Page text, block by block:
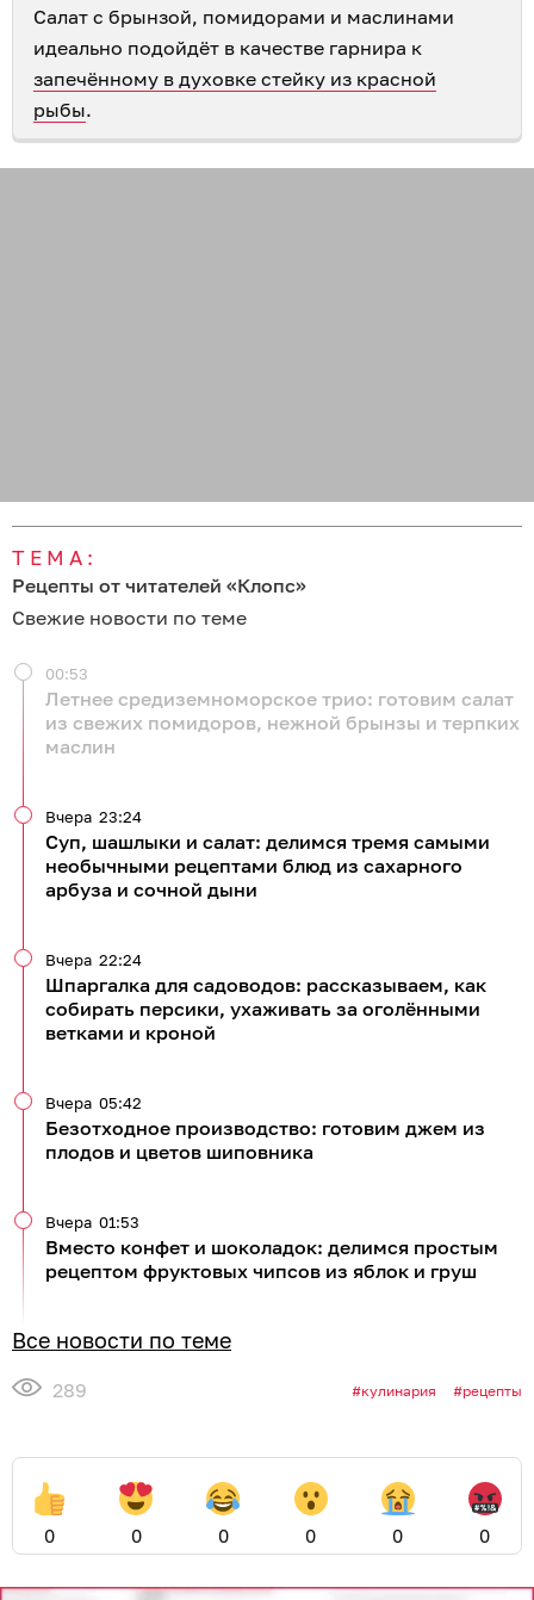
Салат с брынзой, помидорами и маслинами
идеально подойдёт в качестве гарнира к
запечённому в духовке стейку из красной
рыбы.
ТЕМА:
Рецепты от читателей «Клопс»
Свежие новости по теме
Летнее средиземноморское трио: готовим салат
из свежих помидоров, нежной брынзы и терпких
маслин
00:53
Суп, шашлыки и салат: делимся тремя самыми
необычными рецептами блюд из сахарного
арбуза и сочной дыни
Вчера 23:24
Шпаргалка для садоводов: рассказываем, как
собирать персики, ухаживать за оголёнными
ветками и кроной
Вчера 22:24
Безотходное производство: готовим джем из
плодов и цветов шиповника
Вчера 05:42
Вместо конфет и шоколадок: делимся простым
рецептом фруктовых чипсов из яблок и груш
Вчера 01:53
Все новости по теме
289 кулинария рецепты
0 0 0 0 0 0